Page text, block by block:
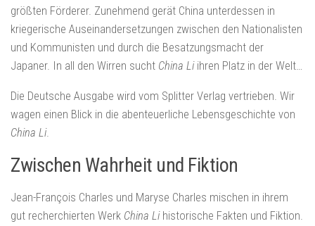
größten Förderer. Zunehmend gerät China unterdessen in
kriegerische Auseinandersetzungen zwischen den Nationalisten
und Kommunisten und durch die Besatzungsmacht der
Japaner. In all den Wirren sucht China Liihren Platz in der Welt…
Die Deutsche Ausgabe wird vom Splitter Verlag vertrieben. Wir
wagen einen Blick in die abenteuerliche Lebensgeschichte von
China Li.
Zwischen Wahrheit und Fiktion
Jean-François Charles und Maryse Charles mischen in ihrem
gut recherchierten Werk China Lihistorische Fakten und Fiktion.